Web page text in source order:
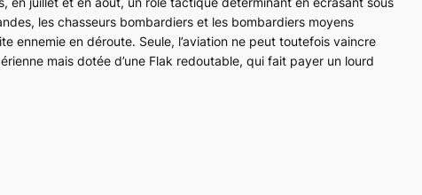
les chasseurs bombardiers et les bombardiers moyens
ennemie en déroute. Seule, l’aviation ne peut toutefois vaincre
mais dotée d’une Flak redoutable, qui fait payer un lourd